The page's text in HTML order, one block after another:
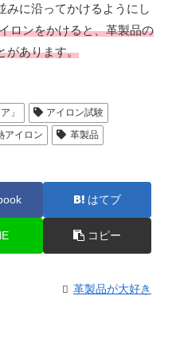
みに沿ってかけるようにし
ロンをかけると、革製品の
があります。
ア」
アイロン試験
アイロン
革製品
はてブ
コピー
革製品が大好き